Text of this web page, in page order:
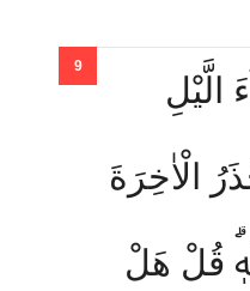
الَّيْلِ
الْاٰخِرَةَ
قُلْ هَلْ